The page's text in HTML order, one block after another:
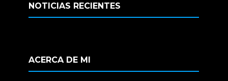
NOTICIAS RECIENTES
ACERCA DE MI